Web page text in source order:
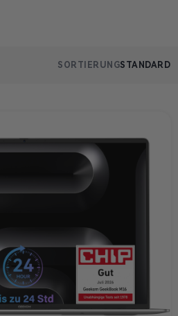
SORTIERUNGSTANDARD